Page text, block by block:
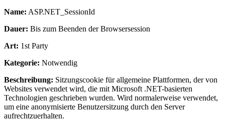
Name: ASP.NET_SessionId
Dauer: Bis zum Beenden der Browsersession
Art: 1st Party
Kategorie: Notwendig
Beschreibung: Sitzungscookie für allgemeine Plattformen, der von
Websites verwendet wird, die mit Microsoft .NET-basierten
Technologien geschrieben wurden. Wird normalerweise verwendet,
um eine anonymisierte Benutzersitzung durch den Server
aufrechtzuerhalten.